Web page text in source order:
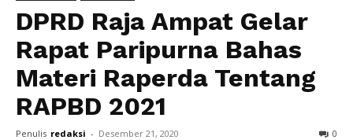
DPRD Raja Ampat Gelar
Rapat Paripurna Bahas
Materi Raperda Tentang
RAPBD 2021
Penulis redaksi - Desember 21, 2020 0